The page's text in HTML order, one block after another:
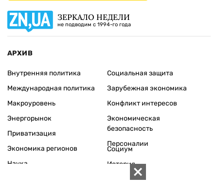
ЗЕРКАЛО НЕДЕЛИ
не подводим с 1994-го года
АРХИВ
Внутренняя политика
Международная политика
Макроуровень
Энергорынок
Приватизация
Экономика регионов
Социальная защита
Зарубежная экономика
Конфликт интересов
Экономическая
безопасность
Персоналии
Наука
Социум
История
Круг семьи